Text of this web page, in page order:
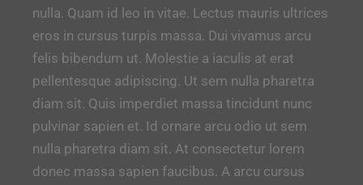
nulla. Quam id leo in vitae. Lectus mauris ultrices
eros in cursus turpis massa. Dui vivamus arcu
felis bibendum ut. Molestie a iaculis at erat
pellentesque adipiscing. Ut sem nulla pharetra
diam sit. Quis imperdiet massa tincidunt nunc
pulvinar sapien et. Id ornare arcu odio ut sem
nulla pharetra diam sit. At consectetur lorem
donec massa sapien faucibus. A arcu cursus